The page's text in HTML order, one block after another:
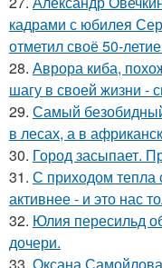
кадрами с юбилея
отметил своё 50-
28. Аврора киба,
шагу в своей жизни -
29. Самый
в лесах, а в
30. Город засыпает.
31. С приходом тепла
активнее - и это нас
32. Юлия пересильд
дочери.
33. Оксана